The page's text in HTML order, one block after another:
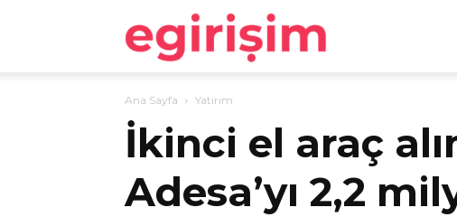
egirişim
Ana Sayfa Yatırım
İkinci el araç
Adesa’yı 2,2